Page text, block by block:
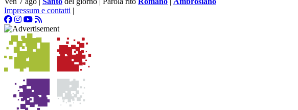
Impressum e contatti |